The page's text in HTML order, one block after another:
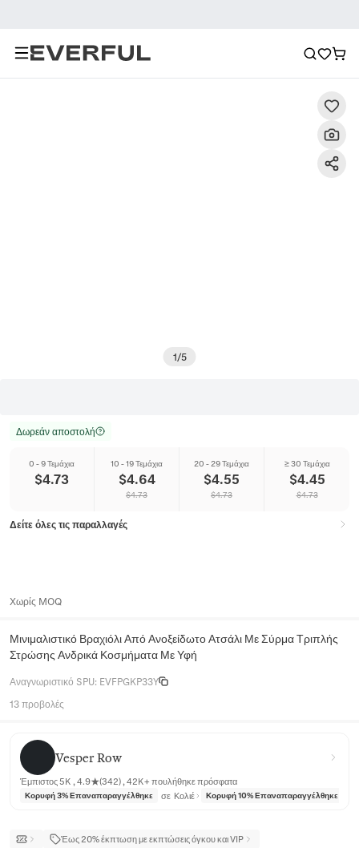
1/5
Δωρεάν αποστολή
0 - 9 Τεμάχια
$4.73
10 - 19 Τεμάχια
$4.64
$4.73
20 - 29 Τεμάχια
$4.55
$4.73
≥ 30 Τεμάχια
$4.45
$4.73
Δείτε όλες τις παραλλαγές
Χωρίς MOQ
Μινιμαλιστικό Βραχιόλι Από Ανοξείδωτο Ατσάλι Με Σύρμα Τριπλής
Στρώσης Ανδρικά Κοσμήματα Με Υφή
Αναγνωριστικό SPU: EVFPGKP33Y
13 προβολές
Vesper Row
Vesper Row
Έμπιστος 5K , 4.9★(342) , 42K+ πουλήθηκε πρόσφατα
Κορυφή 3% Επαναπαραγγέλθηκε σε Κολιέ Κορυφή 10% Επαναπαραγγέλθηκε
Έως 20% έκπτωση με εκπτώσεις όγκου και VIP